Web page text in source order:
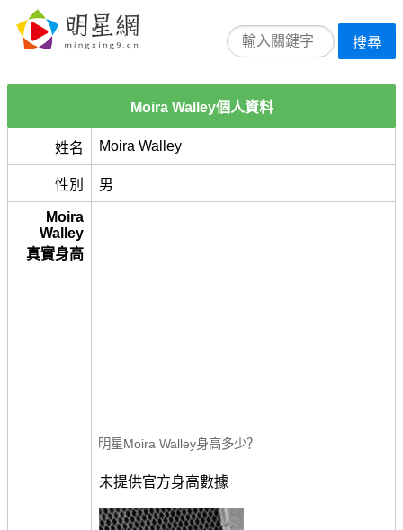
搜尋
Moira Walley個人資料
姓名 Moira Walley
性別 男
Moira
Walley
真實身高
明星Moira Walley身高多少？
未提供官方身高數據